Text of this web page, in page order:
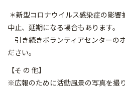
＊新型コロナウイルス感染症の影
中止、延期になる場合もあります。
引き続きボランティアセンターの
ださい。
【そ の 他】
※広報のために活動風景の写真を撮り